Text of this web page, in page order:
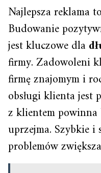
Najlepsza reklama
Budowanie
jest kluczowe dla
firmy. Zadowoleni
firmę znajomym i
obsługi klienta jest
z klientem
uprzejma. Szybkie
problemów